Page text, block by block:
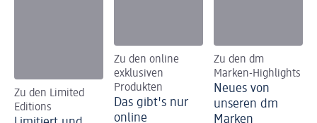
Zu den Limited
Editions
Zu den online
exklusiven
Produkten
Das gibt's nur
online
Zu den dm
Marken-Highlights
Neues von
unseren dm
Marken